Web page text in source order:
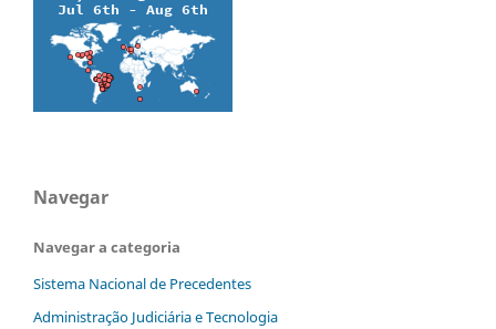
Navegar
Navegar a categoria
Sistema Nacional de Precedentes
Administração Judiciária e Tecnologia